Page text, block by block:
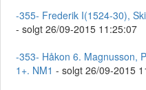
-355- Frederik I(1524-30),
- solgt 26/09-2015 11:25:07
-353- Håkon 6. Magnusson,
1+. NM1 - solgt 26/09-2015